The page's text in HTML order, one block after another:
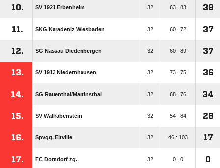
10. SV 1921 Erbenheim 32 63 : 83 38
11. SKG Karadeniz Wiesbaden 32 60 : 72 37
12. SG Nassau Diedenbergen 32 60 : 89 37
13. SV 1913 Niedernhausen 32 73 : 75 36
14. SG Rauenthal/​Martinsthal 32 68 : 76 34
15. SV Wallrabenstein 32 54 : 84 28
16. Spvgg. Eltville 32 46 : 103 17
17. FC Dorndorf zg. 32 0 : 0 0